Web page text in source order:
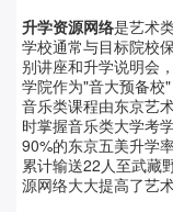
升学资源网络是艺术
学校通常与目标院校
别讲座和升学说明会
学院作为"音大预备校"
音乐类课程由东京艺
时掌握音乐类大学考
90%的东京五美升学
累计输送22人至武藏
源网络大大提高了艺